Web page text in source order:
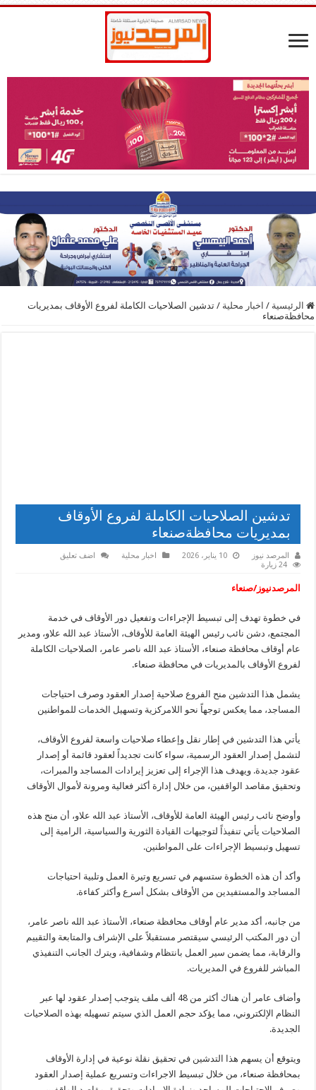
الرئيسية / اخبار محلية / تدشين الصلاحيات الكاملة لفروع الأوقاف بمديريات
محافظةصنعاء
تدشين الصلاحيات الكاملة لفروع الأوقاف
بمديريات محافظةصنعاء
المرصد نيوز 10 يناير، 2026 اخبار محلية
اضف تعليق
24 زيارة
المرصدنيوز/صنعاء
في خطوة تهدف إلى تبسيط الإجراءات وتفعيل دور الأوقاف في خدمة
المجتمع، دشن نائب رئيس الهيئة العامة للأوقاف، الأستاذ عبد الله علاو، ومدير
عام أوقاف محافظة صنعاء، الأستاذ عبد الله ناصر عامر، الصلاحيات الكاملة
لفروع الأوقاف بالمديريات في محافظة صنعاء.
يشمل هذا التدشين منح الفروع صلاحية إصدار العقود وصرف احتياجات
المساجد، مما يعكس توجهاً نحو اللامركزية وتسهيل الخدمات للمواطنين
يأتي هذا التدشين في إطار نقل وإعطاء صلاحيات واسعة لفروع الأوقاف،
لتشمل إصدار العقود الرسمية، سواء كانت تجديداً لعقود قائمة أو إصدار
عقود جديدة. ويهدف هذا الإجراء إلى تعزيز إيرادات المساجد والمبرات،
وتحقيق مقاصد الواقفين، من خلال إدارة أكثر فعالية ومرونة لأموال الأوقاف
وأوضح نائب رئيس الهيئة العامة للأوقاف، الأستاذ عبد الله علاو، أن منح هذه
الصلاحيات يأتي تنفيذاً لتوجيهات القيادة الثورية والسياسية، الرامية إلى
تسهيل وتبسيط الإجراءات على المواطنين.
وأكد أن هذه الخطوة ستسهم في تسريع وتيرة العمل وتلبية احتياجات
المساجد والمستفيدين من الأوقاف بشكل أسرع وأكثر كفاءة.
من جانبه، أكد مدير عام أوقاف محافظة صنعاء، الأستاذ عبد الله ناصر عامر،
أن دور المكتب الرئيسي سيقتصر مستقبلاً على الإشراف والمتابعة والتقييم
والرقابة، مما يضمن سير العمل بانتظام وشفافية، ويترك الجانب التنفيذي
المباشر للفروع في المديريات.
وأضاف عامر أن هناك أكثر من 48 ألف ملف يتوجب إصدار عقود لها عبر
النظام الإلكتروني، مما يؤكد حجم العمل الذي سيتم تسهيله بهذه الصلاحيات
الجديدة.
ويتوقع أن يسهم هذا التدشين في تحقيق نقلة نوعية في إدارة الأوقاف
بمحافظة صنعاء، من خلال تبسيط الاجراءات وتسريع عملية إصدار العقود